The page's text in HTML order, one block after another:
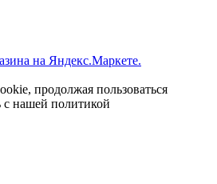
продолжая пользоваться
с нашей политикой